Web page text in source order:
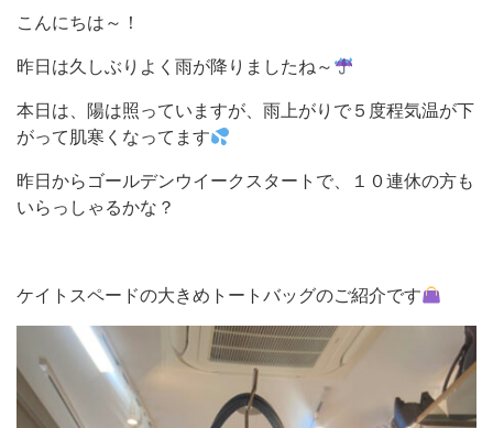
こんにちは～！
昨日は久しぶりよく雨が降りましたね～
本日は、陽は照っていますが、雨上がりで５度程気温が下
がって肌寒くなってます
昨日からゴールデンウイークスタートで、１０連休の方も
いらっしゃるかな？
ケイトスペードの大きめトートバッグのご紹介です